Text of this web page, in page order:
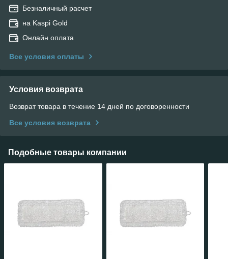
Безналичный расчет
на Kaspi Gold
Онлайн оплата
Все условия оплаты
Условия возврата
Возврат товара в течение 14 дней по договоренности
Все условия возврата
Подобные товары компании